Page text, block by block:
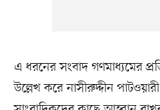
এ ধরনের সংবাদ গণমাধ্যমের
উল্লেখ করে নাসীরুদ্দীন